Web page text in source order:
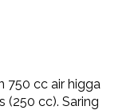
750 cc air higga
(250 cc). Saring